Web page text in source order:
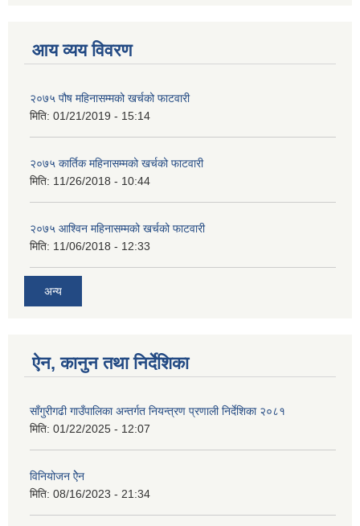
आय व्यय विवरण
२०७५ पौष महिनासम्मको खर्चको फाटवारी
मिति: 01/21/2019 - 15:14
२०७५ कार्तिक महिनासम्मको खर्चको फाटवारी
मिति: 11/26/2018 - 10:44
२०७५ आश्विन महिनासम्मको खर्चको फाटवारी
मिति: 11/06/2018 - 12:33
अन्य
ऐन, कानुन तथा निर्देशिका
साँगुरीगढी गाउँपालिका अन्तर्गत नियन्त्रण प्रणाली निर्देशिका २०८१
मिति: 01/22/2025 - 12:07
विनियोजन ऐेन
मिति: 08/16/2023 - 21:34